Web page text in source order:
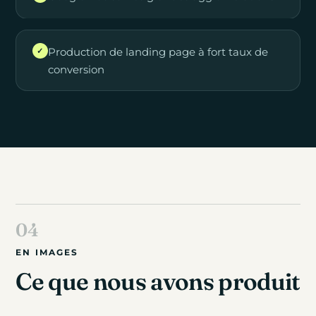
✓ Production de landing page à fort taux de
conversion
EN IMAGES
Ce que nous avons produit